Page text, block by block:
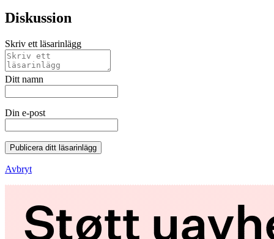
Diskussion
Skriv ett läsarinlägg
Ditt namn
Din e-post
Publicera ditt läsarinlägg
Avbryt